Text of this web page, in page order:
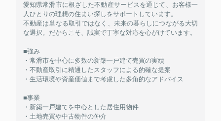
愛知県常滑市に根ざした不動産サービスを通じて、お客様一
人ひとりの理想の住まい探しをサポートしています。
不動産は単なる取引ではなく、未来の暮らしにつながる大切
な選択。だからこそ、誠実で丁寧な対応を心がけています。
■強み
・常滑市を中心に多数の新築一戸建て売買の実績
・不動産取引に精通したスタッフによる的確な提案
・生活環境や資産価値まで考慮した多角的なアドバイス
■事業
・新築一戸建てを中心とした居住用物件
・土地売買や中古物件の仲介